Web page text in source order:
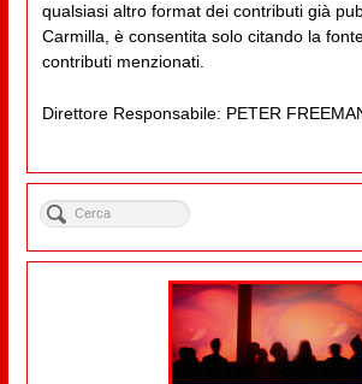
qualsiasi altro format dei contributi già
Carmilla, è consentita solo citando la
contributi menzionati.
Direttore Responsabile: PETER